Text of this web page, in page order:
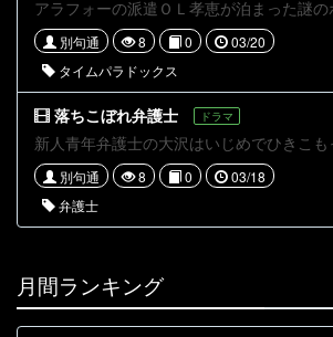
別句通 8 0
03/20
タイムパラドックス
落ちこぼれ弁護士 ドラマ
別句通 8 0
03/18
弁護士
月間ランキング